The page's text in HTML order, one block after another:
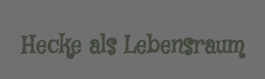
Hecke als Lebensraum